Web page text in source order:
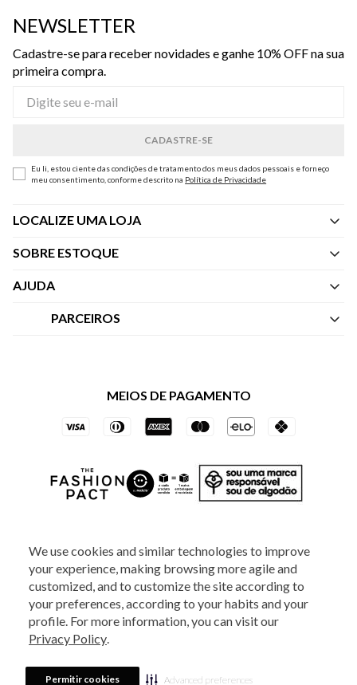
We use cookies and similar technologies to improve
your experience, making browsing more agile and
customized, and to customize the site according to
your preferences, according to your habits and your
profile. For more information, you can visit our
Privacy Policy.
Permitir cookies Advanced preferences
NEWSLETTER
Cadastre-se para receber novidades e ganhe 10% OFF na sua
primeira compra.
Eu li, estou ciente das condições de tratamento dos meus dados pessoais e forneço
meu consentimento, conforme descrito na Política de Privacidade
LOCALIZE UMA LOJA
SOBRE ESTOQUE
Quem Somos
AJUDA
Central de Atendimento
Trocas e Devoluções
PARCEIROS
Vai de Visa
Azul Fidelidade
MEIOS DE PAGAMENTO
2025 - Veste S.A Estilo. Todos os direitos reservados - A loja Estoque reserva-
se no direito de corrigir ou alterar informações como: preços, promoções e
880 5520.Horário de Atendimento:
Sábados das 8h às 14h, exceto feriados. Veste S.A Estilo. Rua Othão, 405, Vila